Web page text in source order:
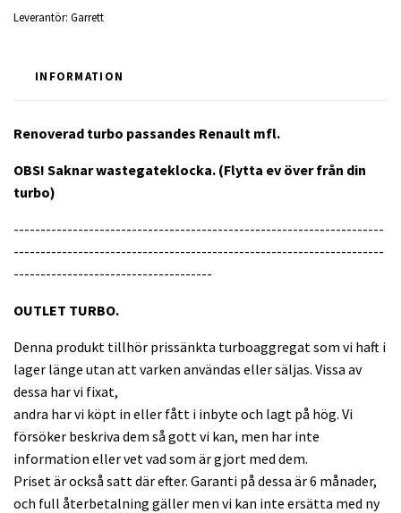
Leverantör: Garrett
INFORMATION
Renoverad turbo passandes Renault mfl.
OBS! Saknar wastegateklocka. (Flytta ev över från din
turbo)
---------------------------------------------------------------------
---------------------------------------------------------------------
-------------------------------------
OUTLET TURBO.
Denna produkt tillhör prissänkta turboaggregat som vi haft i
lager länge utan att varken användas eller säljas. Vissa av
dessa har vi fixat,
andra har vi köpt in eller fått i inbyte och lagt på hög. Vi
försöker beskriva dem så gott vi kan, men har inte
information eller vet vad som är gjort med dem.
Priset är också satt där efter. Garanti på dessa är 6 månader,
och full återbetalning gäller men vi kan inte ersätta med ny